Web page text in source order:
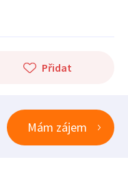
Přidat
Mám zájem